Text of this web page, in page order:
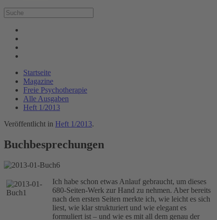
Startseite
Magazine
Freie Psychotherapie
Alle Ausgaben
Heft 1/2013
Veröffentlicht in Heft 1/2013.
Buchbesprechungen
Ich habe schon etwas Anlauf gebraucht, um dieses
680-Seiten-Werk zur Hand zu nehmen. Aber bereits
nach den ersten Seiten merkte ich, wie leicht es sich
liest, wie klar strukturiert und wie elegant es
formuliert ist – und wie es mit all dem genau der